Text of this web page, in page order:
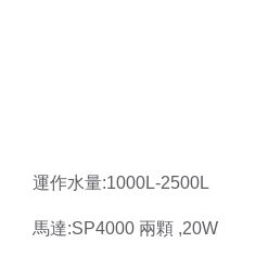
運作水量:1000L-2500L
馬達:SP4000 兩顆 ,20W